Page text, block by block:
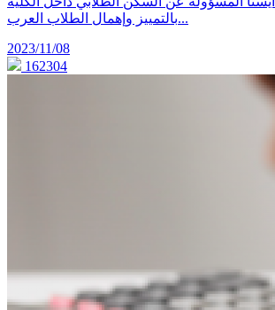
بالتمييز وإهمال الطلاب العرب...
2023/11/08
162304